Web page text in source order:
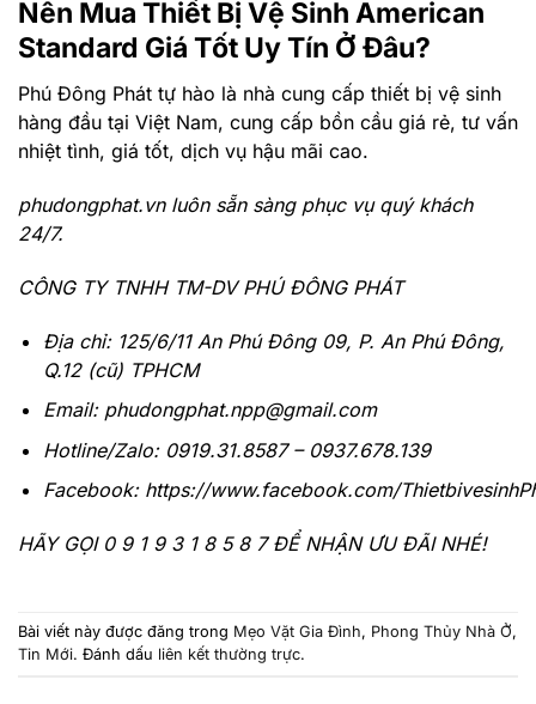
Nên Mua Thiết Bị Vệ Sinh American
Standard Giá Tốt Uy Tín Ở Đâu?
Phú Đông Phát tự hào là nhà cung cấp thiết bị vệ sinh
hàng đầu tại Việt Nam, cung cấp bồn cầu giá rẻ, tư vấn
nhiệt tình, giá tốt, dịch vụ hậu mãi cao.
phudongphat.vnluôn sẵn sàng phục vụ quý khách
24/7.
CÔNG TY TNHH TM-DV PHÚ ĐÔNG PHÁT
Địa chỉ: 125/6/11 An Phú Đông 09, P. An Phú Đông,
Q.12 (cũ) TPHCM
Email: phudongphat.npp@gmail.com
Hotline/Zalo: 0919.31.8587– 0937.678.139
Facebook: https://www.facebook.com/
HÃY GỌI 0 9 1 9 3 1 8 5 8 7 ĐỂ NHẬN ƯU ĐÃI NHÉ!
Bài viết này được đăng trong Mẹo Vặt Gia Đình, Phong Thủy Nhà Ở,
Tin Mới. Đánh dấu liên kết thường trực.